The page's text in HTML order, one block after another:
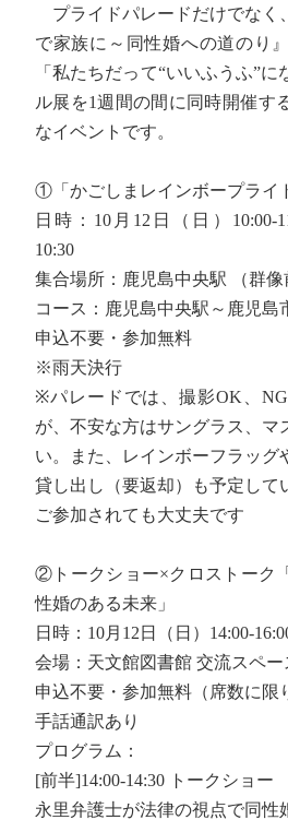
プライドパレードだけでなく
で家族に～同性婚への道のり
「私たちだって“いいふうふ”
ル展を1週間の間に同時開催す
なイベントです。
①「かごしまレインボープライ
日時：10月12日（日）10:00-
10:30
集合場所：鹿児島中央駅 （群像
コース：鹿児島中央駅～鹿児島
申込不要・参加無料
※雨天決行
※パレードでは、撮影OK、
が、不安な方はサングラス、マ
い。また、レインボーフラッグ
貸し出し（要返却）も予定して
ご参加されても大丈夫です
②トークショー×クロストーク
性婚のある未来」
日時：10月12日（日）14:00-
会場：天文館図書館 交流スペー
申込不要・参加無料（席数に限
手話通訳あり
プログラム：
[前半]14:00-14:30 トークショー
永里弁護士が法律の視点で同性